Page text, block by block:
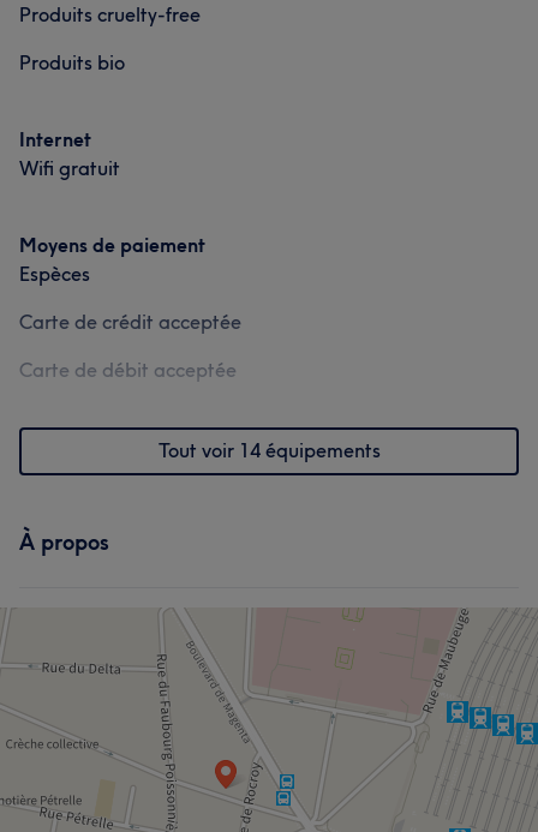
Produits cruelty-free
Produits bio
Internet
Wifi gratuit
Moyens de paiement
Espèces
Carte de crédit acceptée
Carte de débit acceptée
Tout voir 14 équipements
À propos